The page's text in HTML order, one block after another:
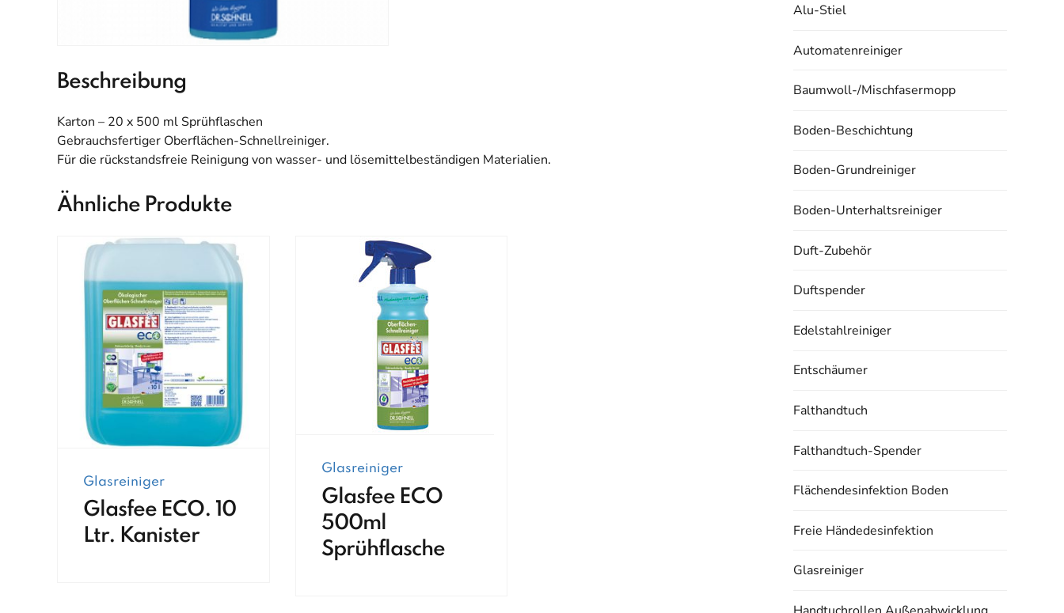
Beschreibung
Karton – 20 x 500 ml Sprühflaschen
Gebrauchsfertiger Oberflächen-Schnellreiniger.
Für die rückstandsfreie Reinigung von wasser- und lösemittelbeständigen Materialien.
Ähnliche Produkte
Glasreiniger
Glasfee ECO. 10
Ltr. Kanister
Glasreiniger
Glasfee ECO
500ml
Sprühflasche
Alu-Stiel
Automatenreiniger
Baumwoll-/Mischfasermopp
Boden-Beschichtung
Boden-Grundreiniger
Boden-Unterhaltsreiniger
Duft-Zubehör
Duftspender
Edelstahlreiniger
Entschäumer
Falthandtuch
Falthandtuch-Spender
Flächendesinfektion Boden
Freie Händedesinfektion
Glasreiniger